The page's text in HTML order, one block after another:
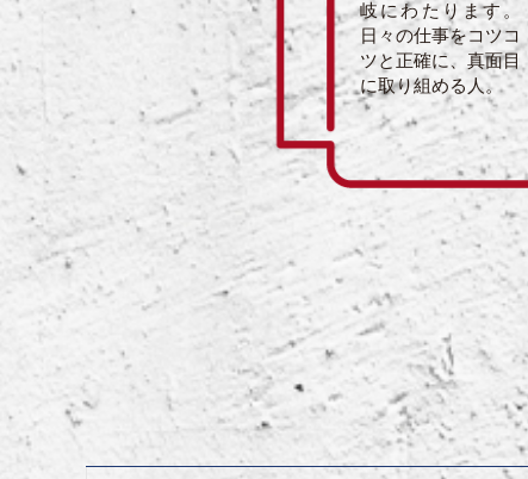
岐にわたります。
日々の仕事をコツコ
ツと正確に、真面目
に取り組める人。